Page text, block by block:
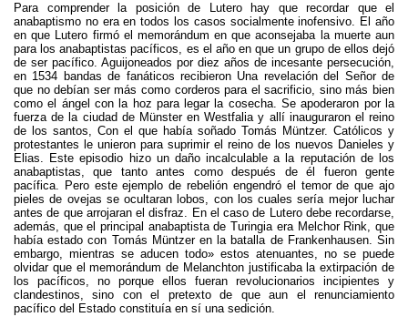
Para comprender la posición de Lutero hay que recordar que el
anabaptismo no era en todos los casos socialmente inofensivo. El año
en que Lutero firmó el memorándum en que aconsejaba la muerte aun
para los anabaptistas pacíficos, es el año en que un grupo de ellos dejó
de ser pacífico. Aguijoneados por diez años de incesante persecución,
en 1534 bandas de fanáticos recibieron Una revelación del Señor de
que no debían ser más como corderos para el sacrificio, sino más bien
como el ángel con la hoz para legar la cosecha. Se apoderaron por la
fuerza de la ciudad de Münster en Westfalia y allí inauguraron el reino
de los santos, Con el que había soñado Tomás Müntzer. Católicos y
protestantes le unieron para suprimir el reino de los nuevos Danieles y
Elias. Este episodio hizo un daño incalculable a la reputación de los
anabaptistas, que tanto antes como después de él fueron gente
pacífica. Pero este ejemplo de rebelión engendró el temor de que ajo
pieles de ovejas se ocultaran lobos, con los cuales sería mejor luchar
antes de que arrojaran el disfraz. En el caso de Lutero debe recordarse,
además, que el principal anabaptista de Turingia era Melchor Rink, que
había estado con Tomás Müntzer en la batalla de Frankenhausen. Sin
embargo, mientras se aducen todo» estos atenuantes, no se puede
olvidar que el memorándum de Melanchton justificaba la extirpación de
los pacíficos, no porque ellos fueran revolucionarios incipientes y
clandestinos, sino con el pretexto de que aun el renunciamiento
pacífico del Estado constituía en sí una sedición.